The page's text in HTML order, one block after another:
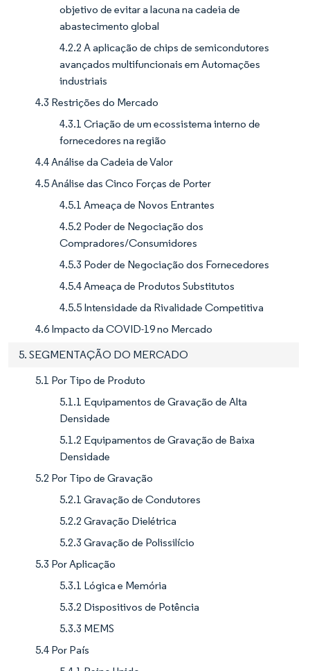
objetivo de evitar a lacuna na cadeia de
abastecimento global
4.2.2 A aplicação de chips de semicondutores
avançados multifuncionais em Automações
industriais
4.3 Restrições do Mercado
4.3.1 Criação de um ecossistema interno de
fornecedores na região
4.4 Análise da Cadeia de Valor
4.5 Análise das Cinco Forças de Porter
4.5.1 Ameaça de Novos Entrantes
4.5.2 Poder de Negociação dos
Compradores/Consumidores
4.5.3 Poder de Negociação dos Fornecedores
4.5.4 Ameaça de Produtos Substitutos
4.5.5 Intensidade da Rivalidade Competitiva
4.6 Impacto da COVID-19 no Mercado
5. SEGMENTAÇÃO DO MERCADO
5.1 Por Tipo de Produto
5.1.1 Equipamentos de Gravação de Alta
Densidade
5.1.2 Equipamentos de Gravação de Baixa
Densidade
5.2 Por Tipo de Gravação
5.2.1 Gravação de Condutores
5.2.2 Gravação Dielétrica
5.2.3 Gravação de Polissilício
5.3 Por Aplicação
5.3.1 Lógica e Memória
5.3.2 Dispositivos de Potência
5.3.3 MEMS
5.4 Por País